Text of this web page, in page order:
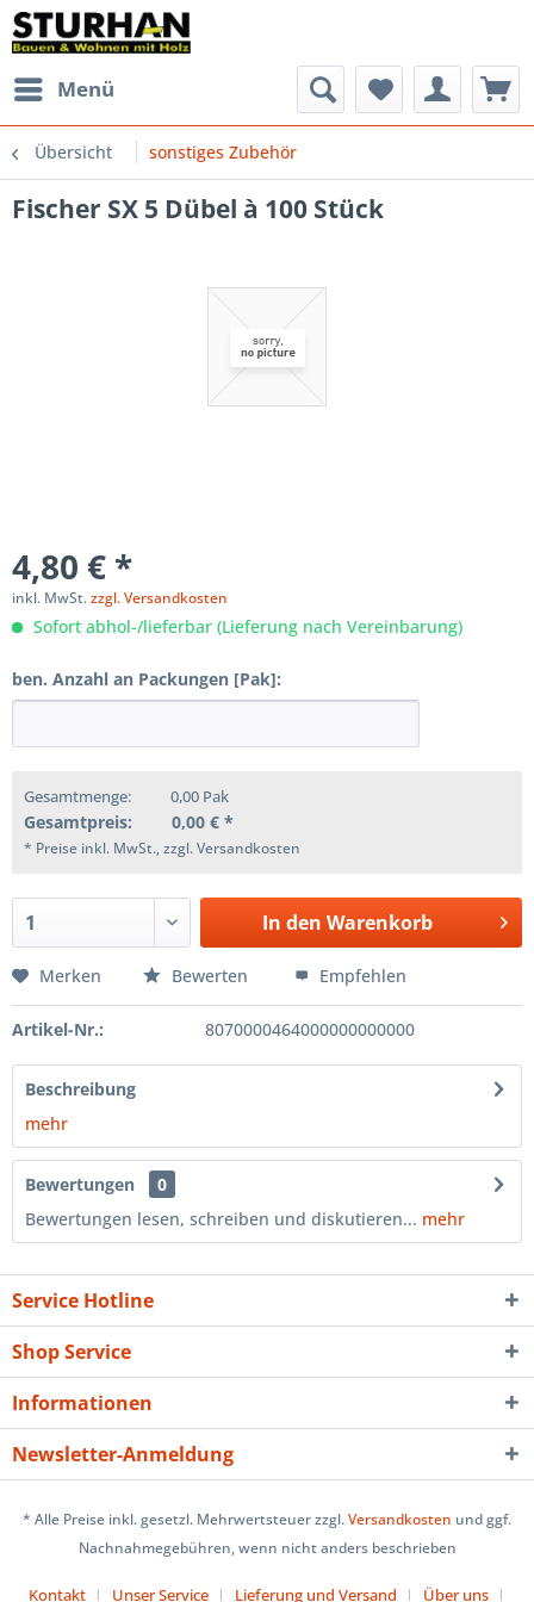
Menü
Übersicht sonstiges Zubehör
Fischer SX 5 Dübel à 100 Stück
4,80 € *
inkl. MwSt.zzgl. Versandkosten
Sofort abhol-/lieferbar (Lieferung nach Vereinbarung)
ben. Anzahl an Packungen [Pak]:
Gesamtmenge: 0,00 Pak
Gesamtpreis: 0,00 € *
* Preise inkl. MwSt., zzgl. Versandkosten
In den Warenkorb
Merken Bewerten Empfehlen
Artikel-Nr.: 8070000464000000000000
Beschreibung
mehr
Bewertungen
0
Bewertungen lesen, schreiben und diskutieren... mehr
Service Hotline
Shop Service
Informationen
Newsletter-Anmeldung
* Alle Preise inkl. gesetzl. Mehrwertsteuer zzgl.Versandkosten und ggf.
Nachnahmegebühren, wenn nicht anders beschrieben
Kontakt Unser Service Lieferung und Versand Über uns